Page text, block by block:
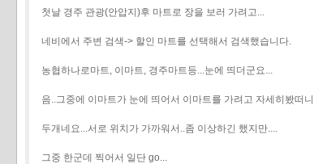
첫날 경주 관광(안압지)후 마트로 장을 보러 가려고...
네비에서 주변 검색-> 할인 마트를 선택해서 검색했습니다.
농협하나로마트, 이마트, 경주마트등...눈에 띄더군요...
음..그중에 이마트가 눈에 띄어서 이마트를 가려고 자세히봤떠니..
두개네요...서로 위치가 가까워서..좀 이상하긴 했지만....
그중 한군데 찍어서 일단 go...